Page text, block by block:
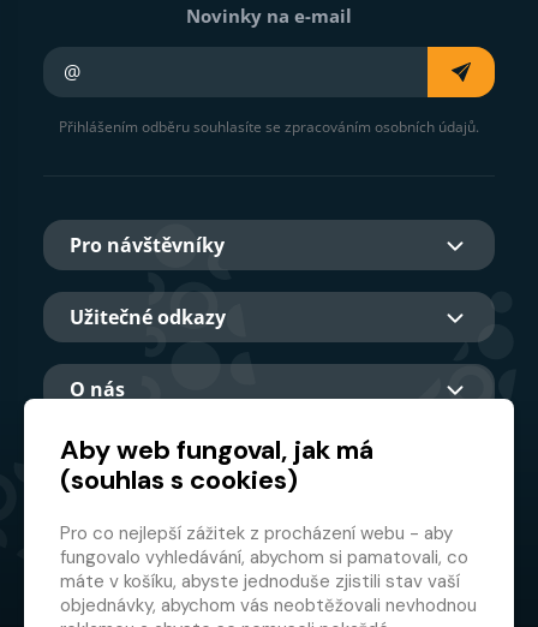
Novinky na e-mail
Přihlášením odběru souhlasíte se zpracováním osobních údajů.
Pro návštěvníky
Užitečné odkazy
O nás
Hlavní partner
Aby web fungoval, jak má
(souhlas s cookies)
Pro co nejlepší zážitek z procházení webu - aby
fungovalo vyhledávání, abychom si pamatovali, co
máte v košíku, abyste jednoduše zjistili stav vaší
objednávky, abychom vás neobtěžovali nevhodnou